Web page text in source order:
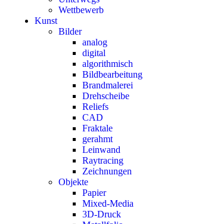
Wettbewerb
Kunst
Bilder
analog
digital
algorithmisch
Bildbearbeitung
Brandmalerei
Drehscheibe
Reliefs
CAD
Fraktale
gerahmt
Leinwand
Raytracing
Zeichnungen
Objekte
Papier
Mixed-Media
3D-Druck